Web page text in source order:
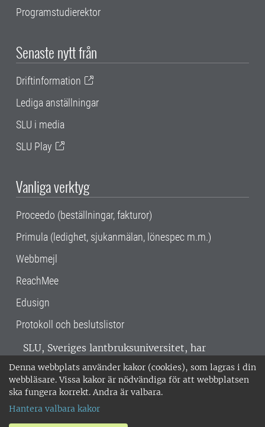
Denna webbplats använder kakor (cookies), som lagras i din
webbläsare. Vissa kakor är nödvändiga för att webbplatsen
ska fungera korrekt. Andra är valbara.
Hantera valbara kakor
Programstudierektor
Senaste nytt från
Driftinformation
Lediga anställningar
SLU i media
SLU Play
Vanliga verktyg
Proceedo (beställningar, fakturor)
Primula (ledighet, sjukanmälan, lönespec m.m.)
Webbmejl
ReachMee
Edusign
Protokoll och beslutslistor
SLU, Sveriges lantbruksuniversitet, har
verksamhet över hela Sverige. Huvudorter är
Alnarp, Uppsala och Umeå.SLU är
miljöcertifierat enligt ISO 14001. •
018-67 10 00 • Org nr: 202100-2817 •